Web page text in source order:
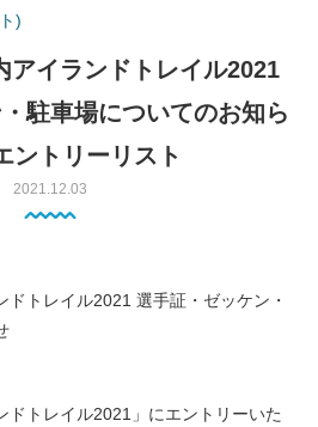
)
アイランドトレイル2021
駐車場についてのお知ら
ントリーリスト
2021.12.03
トレイル2021 選手証・ゼッケン・
ドトレイル2021」にエントリーいた